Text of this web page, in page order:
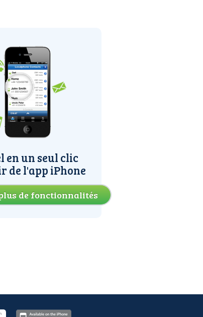
en un seul clic
de l'app iPhone
de fonctionnalités